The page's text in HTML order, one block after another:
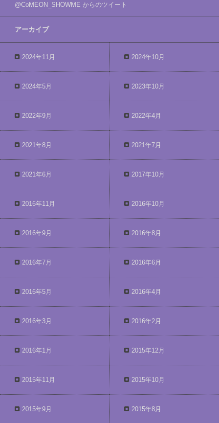
@CoMEON_SHOWME からのツイート
アーカイブ
2024年11月 2024年10月
2024年5月 2023年10月
2022年9月 2022年4月
2021年8月 2021年7月
2021年6月 2017年10月
2016年11月 2016年10月
2016年9月 2016年8月
2016年7月 2016年6月
2016年5月 2016年4月
2016年3月 2016年2月
2016年1月 2015年12月
2015年11月 2015年10月
2015年9月 2015年8月